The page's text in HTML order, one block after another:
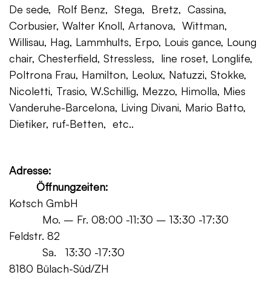
De sede, Rolf Benz, Stega, Bretz, Cassina,
Corbusier, Walter Knoll, Artanova, Wittman,
Willisau, Hag, Lammhults, Erpo, Louis gance, Loung
chair, Chesterfield, Stressless, line roset, Longlife,
Poltrona Frau, Hamilton, Leolux, Natuzzi, Stokke,
Nicoletti, Trasio, W.Schillig, Mezzo, Himolla, Mies
Vanderuhe-Barcelona, Living Divani, Mario Batto,
Dietiker, ruf-Betten, etc..
Adresse:
Öffnungzeiten:
Kotsch GmbH
Mo. – Fr. 08:00 -11:30 – 13:30 -17:30
Feldstr. 82
Sa. 13:30 -17:30
8180 Bülach-Süd/ZH